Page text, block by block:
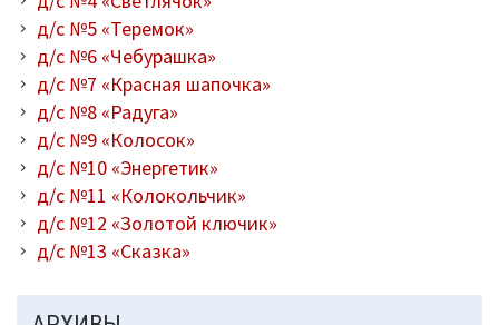
д/с №5 «Теремок»
д/с №6 «Чебурашка»
д/с №7 «Красная шапочка»
д/с №8 «Радуга»
д/с №9 «Колосок»
д/с №10 «Энергетик»
д/с №11 «Колокольчик»
д/с №12 «Золотой ключик»
д/с №13 «Сказка»